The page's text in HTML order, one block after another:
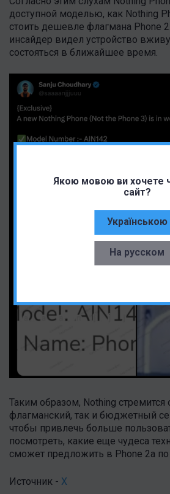
Якою мовою ви хочете
сайт?
Українською
На русском
доступной моделью, как Nothing
стоить дешевле флагмана Phone
инсайдер видел устройство
состояться в ближайшее время.
Таким образом, Nothing стремится
флагманский, так и бюджетный
чтобы привлечь больше
посмотреть, какие еще чудеса
сможет предложить в Phone 2a
Источник - X